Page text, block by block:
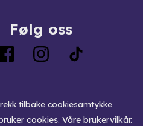
Følg oss
tilbake cookiesamtykke
cookies. Våre brukervilkår.